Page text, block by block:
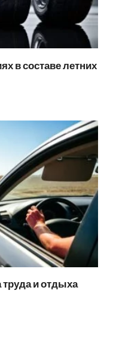
в составе летних
и отдыха